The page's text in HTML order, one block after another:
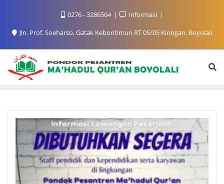
content
0276 - 3286564
Informasi
Jln. Prof. Soeharso, Gatak Kebontimun RT 05/05 Kiringan, Boyolali